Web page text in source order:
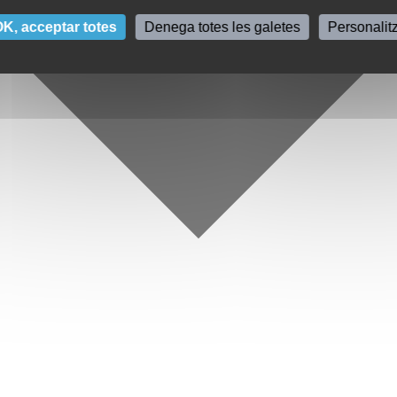
acceptar totes Denega totes les galetes